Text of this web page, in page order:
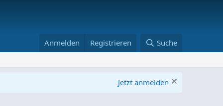
Anmelden Registrieren Suche
Jetzt anmelden